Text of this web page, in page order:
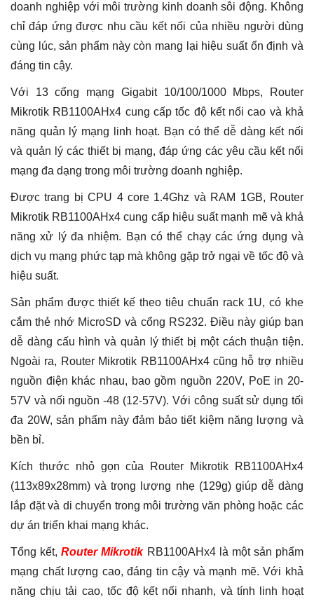
doanh nghiệp với môi trường kinh doanh sôi động. Không
chỉ đáp ứng được nhu cầu kết nối của nhiều người dùng
cùng lúc, sản phẩm này còn mang lại hiệu suất ổn định và
đáng tin cậy.
Với 13 cổng mạng Gigabit 10/100/1000 Mbps, Router
Mikrotik RB1100AHx4 cung cấp tốc độ kết nối cao và khả
năng quản lý mạng linh hoạt. Bạn có thể dễ dàng kết nối
và quản lý các thiết bị mạng, đáp ứng các yêu cầu kết nối
mạng đa dạng trong môi trường doanh nghiệp.
Được trang bị CPU 4 core 1.4Ghz và RAM 1GB, Router
Mikrotik RB1100AHx4 cung cấp hiệu suất mạnh mẽ và khả
năng xử lý đa nhiệm. Bạn có thể chạy các ứng dụng và
dịch vụ mạng phức tạp mà không gặp trở ngại về tốc độ và
hiệu suất.
Sản phẩm được thiết kế theo tiêu chuẩn rack 1U, có khe
cắm thẻ nhớ MicroSD và cổng RS232. Điều này giúp bạn
dễ dàng cấu hình và quản lý thiết bị một cách thuận tiện.
Ngoài ra, Router Mikrotik RB1100AHx4 cũng hỗ trợ nhiều
nguồn điện khác nhau, bao gồm nguồn 220V, PoE in 20-
57V và nối nguồn -48 (12-57V). Với công suất sử dụng tối
đa 20W, sản phẩm này đảm bảo tiết kiệm năng lượng và
bền bỉ.
Kích thước nhỏ gọn của Router Mikrotik RB1100AHx4
(113x89x28mm) và trọng lượng nhẹ (129g) giúp dễ dàng
lắp đặt và di chuyển trong môi trường văn phòng hoặc các
dự án triển khai mạng khác.
Tổng kết,Router MikrotikRB1100AHx4 là một sản phẩm
mạng chất lượng cao, đáng tin cậy và mạnh mẽ. Với khả
năng chịu tải cao, tốc độ kết nối nhanh, và tính linh hoạt